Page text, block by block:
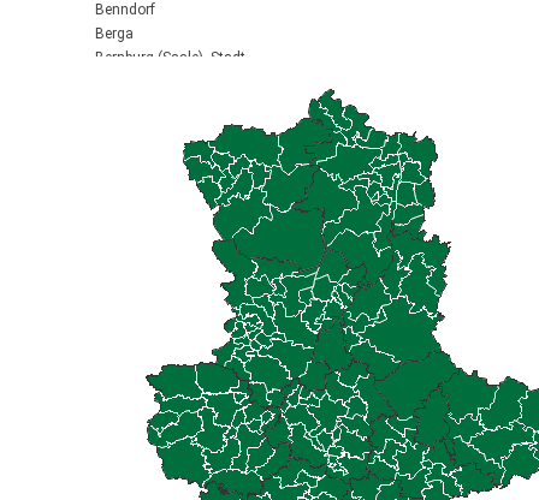
Benndorf
Berga
Bernburg (Saale), Stadt
Bitterfeld-Wolfen, Stadt
Blankenburg (Harz), Stadt
Brücken-Hackpfüffel
Bülstringen
Burg, Stadt
Burgstall
Calbe (Saale), Stadt